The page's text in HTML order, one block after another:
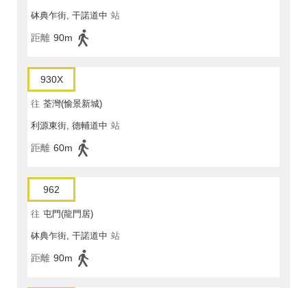
砵典乍街, 干諾道中 站
距離 90m
930X
往 荃灣(愉景新城)
利源東街, 德輔道中 站
距離 60m
962
往 屯門(龍門居)
砵典乍街, 干諾道中 站
距離 90m